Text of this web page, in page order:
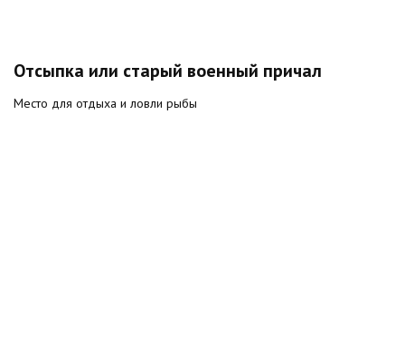
Отсыпка или старый военный причал
Место для отдыха и ловли рыбы